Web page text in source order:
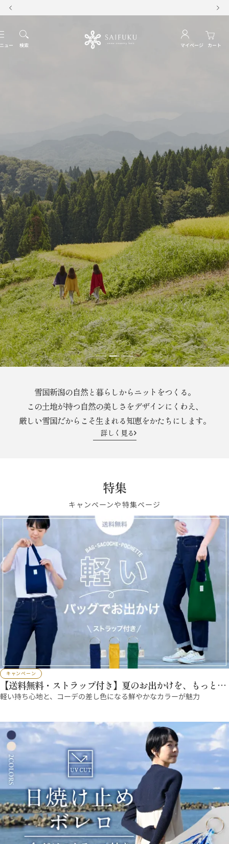
ン
ン
ツ
戻
次
ュー 検索
SAIFUKU
マイページ カート
ス
ド
に
移
動
1
ス
ド
に
移
動
2
ス
ド
に
移
動
3
雪国新潟の自然と暮らしからニットをつくる。
この土地が持つ自然の美しさをデザインにくわえ、
厳しい雪国だからこそ生まれる知恵をかたちにします。
詳しく見る
特集
キャンペーンや特集ページ
キャンペーン
【送料無料・ストラップ付き】夏のお出かけを、もっと軽
やかに
軽い持ち心地と、コーデの差し色になる鮮やかなカラーが魅力